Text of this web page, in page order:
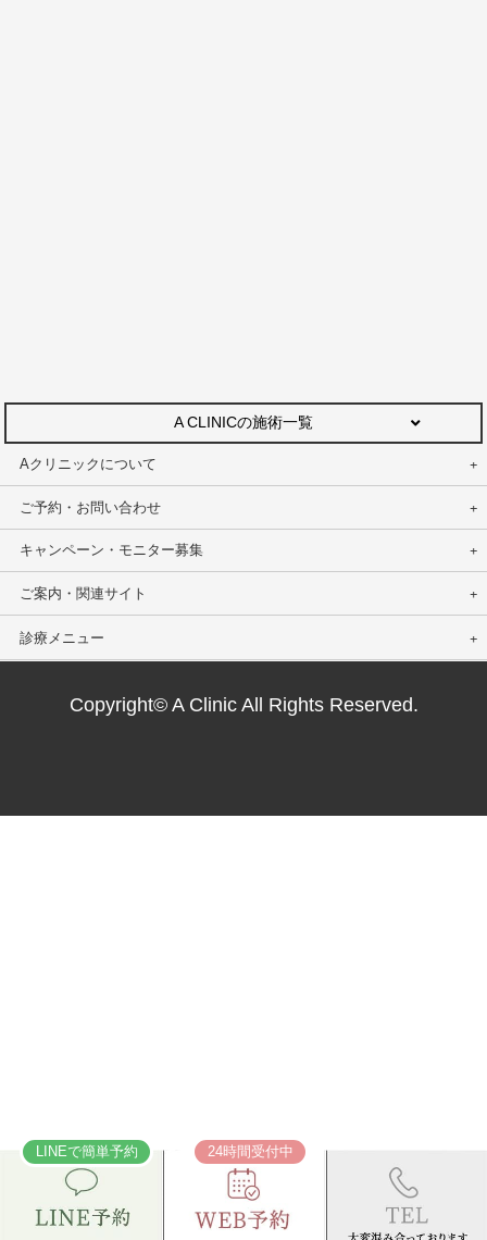
A CLINICの施術一覧
Aクリニックについて
ご予約・お問い合わせ
キャンペーン・モニター募集
ご案内・関連サイト
診療メニュー
LINEで簡単予約 24時間受付中
Copyright© A Clinic All Rights Reserved.